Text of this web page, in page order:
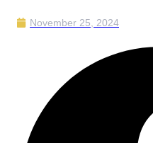
November 25, 2024